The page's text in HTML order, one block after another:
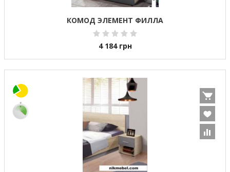
КОМОД ЭЛЕМЕНТ ФИЛЛА
4 184 грн